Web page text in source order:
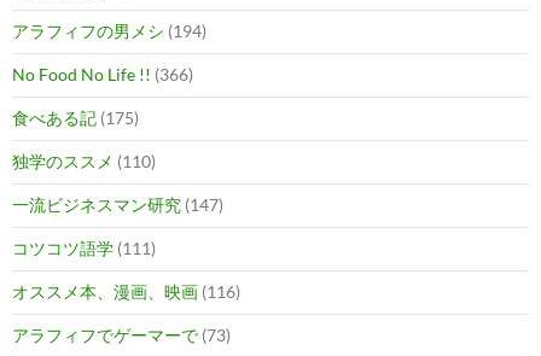
アラフィフの男メシ (194)
No Food No Life !! (366)
食べある記 (175)
独学のススメ (110)
一流ビジネスマン研究 (147)
コツコツ語学 (111)
オススメ本、漫画、映画 (116)
アラフィフでゲーマーで (73)